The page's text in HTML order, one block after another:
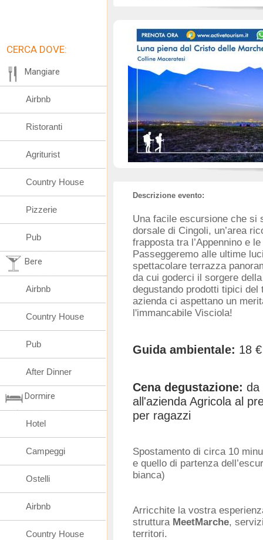
Descrizione evento:
Una facile escursione che si
dorsale di Cingoli, un’area
frapposta tra l’Appennino e
Passeggeremo alle ultime
spettacolare terrazza
da cui goderci il sorgere
degustando prodotti tipici
azienda ci aspettano un
l'immancabile Visciola!
Guida ambientale: 18
Cena degustazione: da
all'azienda Agricola al
per ragazzi
Spostamento di circa 10
e quello di partenza
bianca)
Arricchite la vostra
struttura MeetMarche,
territori.
CERCA DOVE:
Mangiare
Airbnb
Ristoranti
Agriturist
Country House
Pizzerie
Pub
Bere
Airbnb
Country House
Pub
After Dinner
Dormire
Hotel
Campeggi
Ostelli
Airbnb
Country House